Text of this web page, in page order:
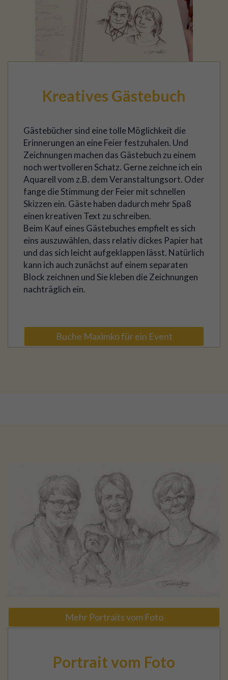
Kreatives Gästebuch
Gästebücher sind eine tolle Möglichkeit die
Erinnerungen an eine Feier festzuhalen. Und
Zeichnungen machen das Gästebuch zu einem
noch wertvolleren Schatz. Gerne zeichne ich ein
Aquarell vom z.B. dem Veranstaltungsort. Oder
fange die Stimmung der Feier mit schnellen
Skizzen ein. Gäste haben dadurch mehr Spaß
einen kreativen Text zu schreiben.
Beim Kauf eines Gästebuches empfielt es sich
eins auszuwählen, dass relativ dickes Papier hat
und das sich leicht aufgeklappen lässt. Natürlich
kann ich auch zunächst auf einem separaten
Block zeichnen und Sie kleben die Zeichnungen
nachträglich ein.
Buche Maximko für ein Event
Mehr Portraits vom Foto
Portrait vom Foto